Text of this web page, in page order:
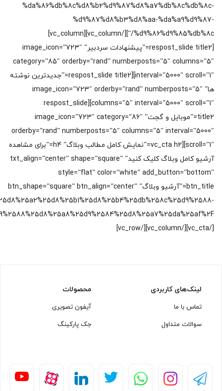
%da%86%db%8c%d8%b2%d9%87%d8%a7%db%8c%db%8c-
%d9%87%d8%b3%d8%aa-%da%a9%d9%87-
%d9%86%d9%85%db%8c/”][/vc_column][vc_column]
[respost_slide title2=”پیشنهادات سردبیر” image_icon=”723″
category=”85″ orderby=”rand” numberposts=”5″ columns=”5″
interval=”5000″ scroll=”1″][respost_slide title2=”جدیدترین نوشته
ها” image_icon=”723″ orderby=”rand” numberposts=”5″
columns=”5″ interval=”5000″ scroll=”1″][respost_slide
title2=”موبایل و گجت” image_icon=”723″ category=”86″
orderby=”rand” numberposts=”5″ columns=”5″ interval=”5000″
scroll=”1″][vc_cta h2=”نمایش کامل مطالب وبلاگ” h4=”برای مشاهده
آرشیو کامل وبلاگ کلیک کنید” txt_align=”center” shape=”square”
style=”flat” color=”white” add_button=”bottom”
btn_title=”آرشیو وبلاگ” btn_shape=”square” btn_align=”center”
[/vc_cta][/vc_column][/vc_row]
لینک‌های کاربردی
تماس با ما
سوالات متداول
محصولات
آیفون تصویری
جک پارکینگ